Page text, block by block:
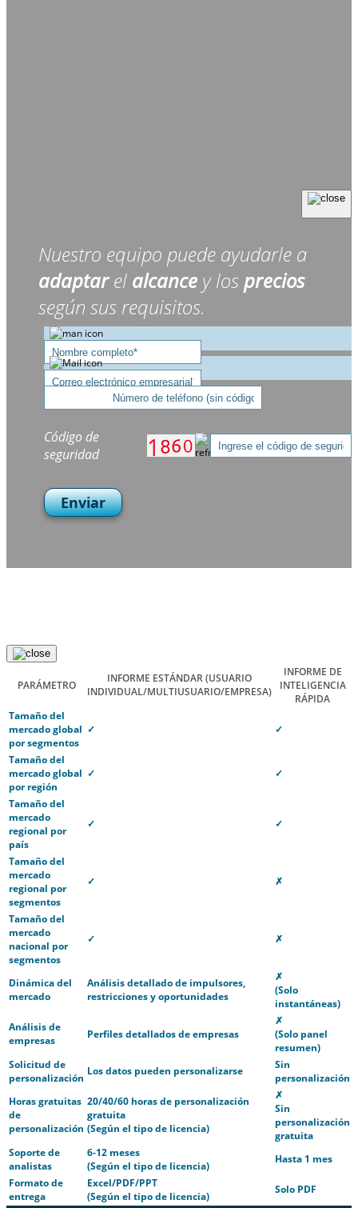
Nuestro equipo puede ayudarle a
adaptarel alcance y losprecios
según sus requisitos.
Código de
seguridad
Enviar
PARÁMETRO
INFORME ESTÁNDAR(USUARIO
INDIVIDUAL/MULTIUSUARIO/EMPRESA)
INFORME DE
INTELIGENCIA
RÁPIDA
Tamaño del
mercado global
por segmentos
✓ ✓
Tamaño del
mercado global
por región
✓ ✓
Tamaño del
mercado
regional por
país
✓ ✓
Tamaño del
mercado
regional por
segmentos
✓ ✗
Tamaño del
mercado
nacional por
segmentos
✓ ✗
Dinámica del
mercado
Análisis detallado de impulsores,
restricciones y oportunidades
✗
(Solo
instantáneas)
Análisis de
empresas
Perfiles detallados de empresas
✗
(Solo panel
resumen)
Solicitud de
personalización
Los datos pueden personalizarse
Sin
personalización
Horas gratuitas
de
personalización
20/40/60 horas de personalización
gratuita
(Según el tipo de licencia)
✗
Sin
personalización
gratuita
Soporte de
analistas
6-12 meses
(Según el tipo de licencia)
Hasta 1 mes
Formato de
entrega
Excel/PDF/PPT
(Según el tipo de licencia)
Solo PDF